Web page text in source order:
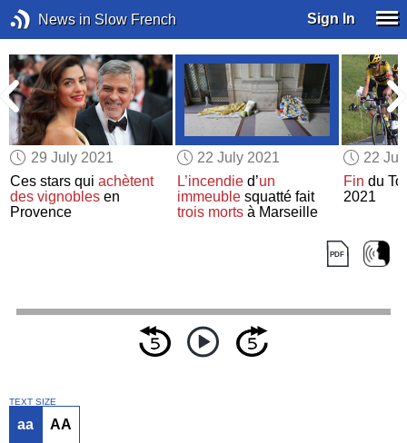
News in Slow French Sign In
29 July 2021
Ces stars quiachètent
des vignobles en
Provence
22 July 2021
L’incendied’un
immeublesquatté fait
trois mortsà Marseille
22
Fin du
2021
TEXT SIZE
aa AA